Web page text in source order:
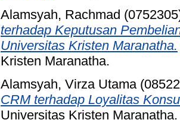
Alamsyah, Rachmad
terhadap Keputusan
Universitas Kristen Maranatha.
Kristen Maranatha.
Alamsyah, Virza Utama
CRM terhadap Loyalitas
Universitas Kristen Maranatha.